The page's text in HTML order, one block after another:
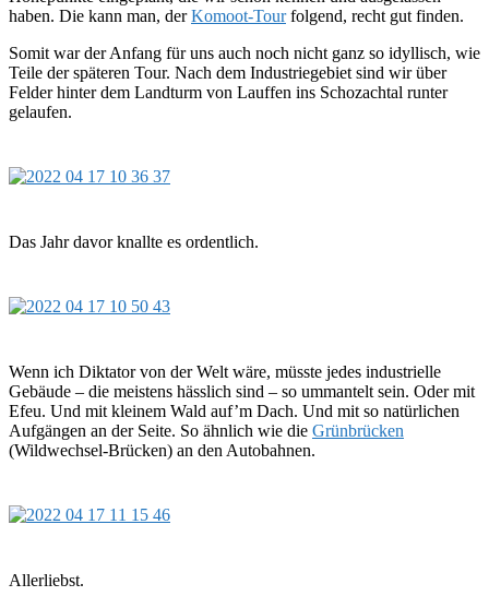
haben. Die kann man, derKomoot-Tourfolgend, recht gut finden.
Somit war der Anfang für uns auch noch nicht ganz so idyllisch, wie
Teile der späteren Tour. Nach dem Industriegebiet sind wir über
Felder hinter dem Landturm von Lauffen ins Schozachtal runter
gelaufen.
Das Jahr davor knallte es ordentlich.
Wenn ich Diktator von der Welt wäre, müsste jedes industrielle
Gebäude – die meistens hässlich sind – so ummantelt sein. Oder mit
Efeu. Und mit kleinem Wald auf’m Dach. Und mit so natürlichen
Aufgängen an der Seite. So ähnlich wie die Grünbrücken
(Wildwechsel-Brücken) an den Autobahnen.
Allerliebst.